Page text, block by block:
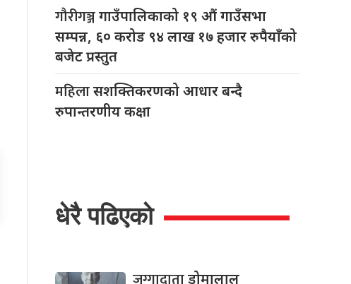
गौरीगञ्जगाउँपालिकाको १९ औं गाउँसभा
सम्पन्न, ६० करोड ९४ लाख १७ हजार रुपैयाँको
बजेट प्रस्तुत
महिलासशक्तिकरणको आधार बन्दै
रुपान्तरणीय कक्षा
धेरै पढिएको
डोमालाल